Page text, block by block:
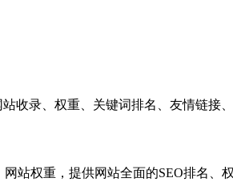
收录、权重、关键词排名、友情链接
站权重，提供网站全面的SEO排名、